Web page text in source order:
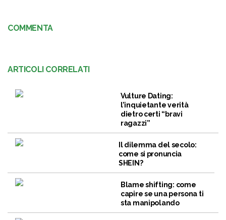
COMMENTA
ARTICOLI CORRELATI
Vulture Dating:
l’inquietante verità
dietro certi “bravi
ragazzi”
Il dilemma del secolo:
come si pronuncia
SHEIN?
Blame shifting: come
capire se una persona ti
sta manipolando